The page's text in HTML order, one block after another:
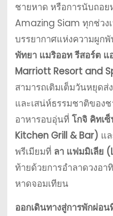
ชายหาด หรือการนับถอ
Amazing Siam ทุกช่วง
บรรยากาศแห่งความผูก
พัทยา แมริออท รีสอร์ต
Marriott Resort and
สามารถเติมเต็มวันหยุด
และเสน่ห์ธรรมชาติของ
อาหารอบอุ่นที่ โกจิ คิทเ
Kitchen Grill & Bar) แ
พรีเมียมที่ ลา แฟมมิเลีย
ท้ายด้วยการอำลาดวงอ
หาดจอมเทียน
ออกเดินทางสู่การพักผ่อ